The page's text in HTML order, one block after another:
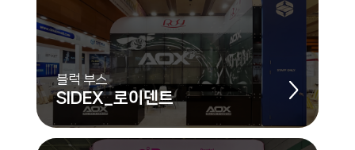
블럭 부스
SIDEX_로이덴트